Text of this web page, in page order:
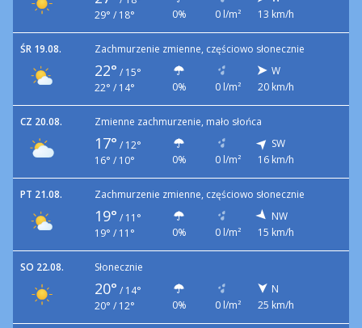
29° / 18°
0% 0 l/m²
13 km/h
ŚR 19.08. Zachmurzenie zmienne, częściowo słonecznie
22° / 15°
22° / 14°
0% 0 l/m²
W
20 km/h
CZ 20.08. Zmienne zachmurzenie, mało słońca
17° / 12°
16° / 10°
0% 0 l/m²
SW
16 km/h
PT 21.08. Zachmurzenie zmienne, częściowo słonecznie
19° / 11°
19° / 11°
0% 0 l/m²
NW
15 km/h
SO 22.08. Słonecznie
20° / 14°
20° / 12°
0% 0 l/m²
N
25 km/h